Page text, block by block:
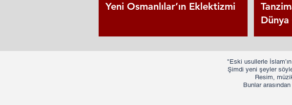
Yeni Osmanlılar’ın Eklektizmi
"Eski usullerle
Şimdi yeni şeyler
Resim,
Bunlar